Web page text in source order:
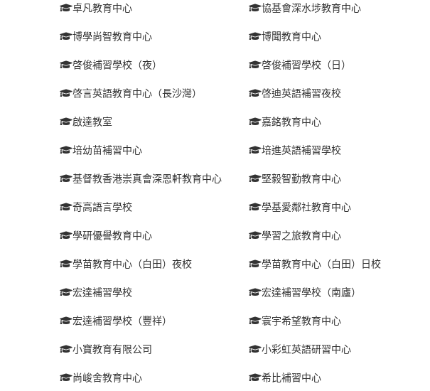
卓凡教育中心 協基會深水埗教育中心
博學尚智教育中心 博聞教育中心
啓俊補習學校（夜） 啓俊補習學校（日）
啓言英語教育中心（長沙灣） 啓迪英語補習夜校
啟達教室 嘉銘教育中心
培幼苗補習中心 培進英語補習學校
基督教香港崇真會深恩軒教育中心 堅毅智勤教育中心
奇高語言學校 學基愛鄰社教育中心
學研優譽教育中心 學習之旅教育中心
學苗教育中心（白田）夜校 學苗教育中心（白田）日校
宏達補習學校 宏達補習學校（南廬）
宏達補習學校（豐祥） 寰宇希望教育中心
小寶教育有限公司 小彩虹英語研習中心
尚峻舍教育中心 希比補習中心